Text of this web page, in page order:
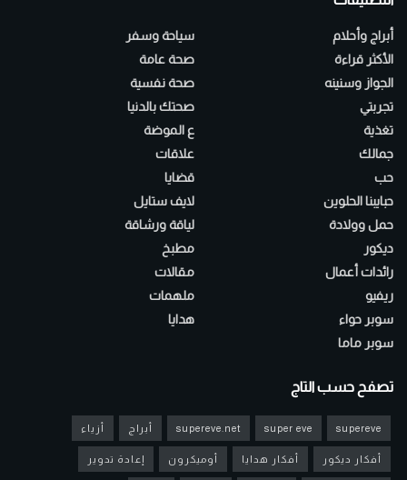
أبراج وأحلام
الأكثر قراءة
الجواز وسنينه
تجربتي
تغذية
جمالك
حب
حبايبنا الحلوين
حمل وولادة
ديكور
رائدات أعمال
ريفيو
سوبر حواء
سوبر ماما
سياحة وسفر
صحة عامة
صحة نفسية
صحتك بالدنيا
ع الموضة
علاقات
قضايا
لايف ستايل
لياقة ورشاقة
مطبخ
مقالات
ملهمات
هدايا
تصفح حسب التاج
supereve
super eve
supereve.net أبراج أزياء
أفكار ديكور أفكار هدايا أوميكرون إعادة تدوير